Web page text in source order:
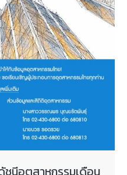
นีอุตสาหกรรมเดือน